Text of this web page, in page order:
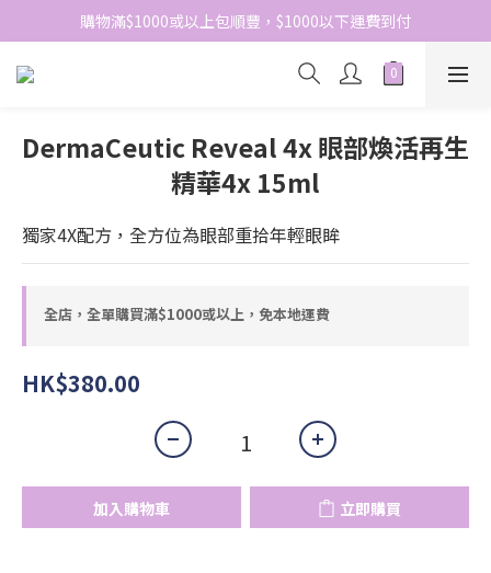
網站免費登記會員，會員優惠價於結帳時自動扣減
購物滿$1000或以上包順豐，$1000以下運費到付
網站免費登記會員，會員優惠價於結帳時自動扣減
DermaCeutic Reveal 4x 眼部煥活再生
精華4x 15ml
獨家4X配方，全方位為眼部重拾年輕眼眸
全店，全單購買滿$1000或以上，免本地運費
HK$380.00
加入購物車 立即購買